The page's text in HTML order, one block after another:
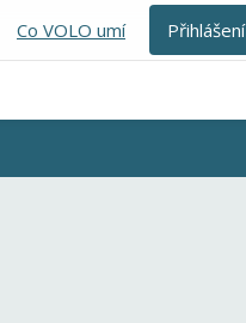
Co VOLO umí Přihlášení